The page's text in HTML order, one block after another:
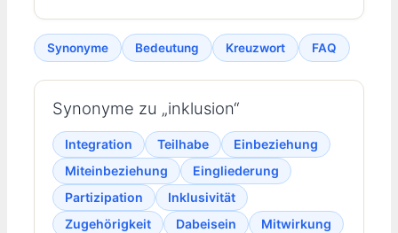
Synonyme Bedeutung Kreuzwort FAQ
Synonyme zu „inklusion“
Integration Teilhabe
Einbeziehung
Miteinbeziehung
Eingliederung
Partizipation
Inklusivität
Zugehörigkeit
Dabeisein
Mitwirkung